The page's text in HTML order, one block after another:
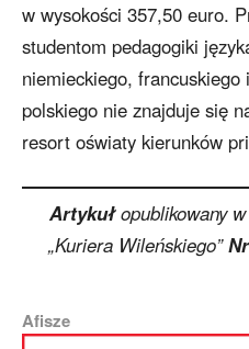
w wysokości 357,50 euro.
studentom pedagogiki
niemieckiego,
polskiego nie znajduje się
resort oświaty kierunków
Artykułopublikowany
„Kuriera Wileńskiego”
Afisze